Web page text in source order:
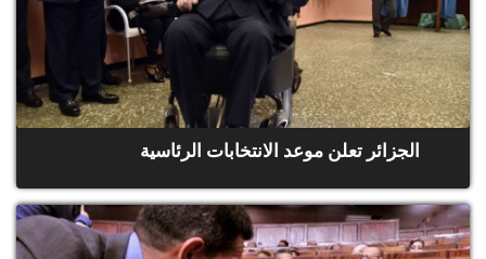
الجزائر تعلن موعد الانتخابات الرئاسية